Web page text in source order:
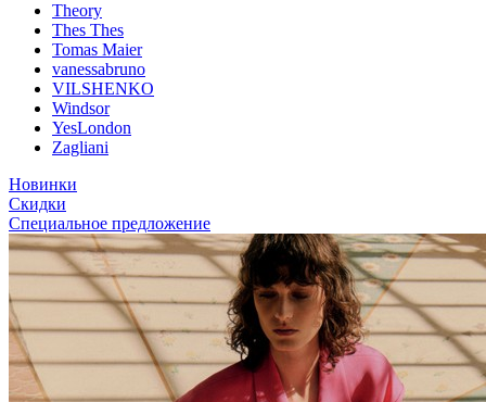
Theory
Thes Thes
Tomas Maier
vanessabruno
VILSHENKO
Windsor
YesLondon
Zagliani
Новинки
Скидки
Специальное предложение